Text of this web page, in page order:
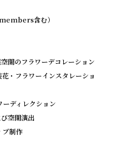
含む）
間のフラワーデコレーション
・フラワーインスタレーショ
ーディレクション
空間演出
ブ制作